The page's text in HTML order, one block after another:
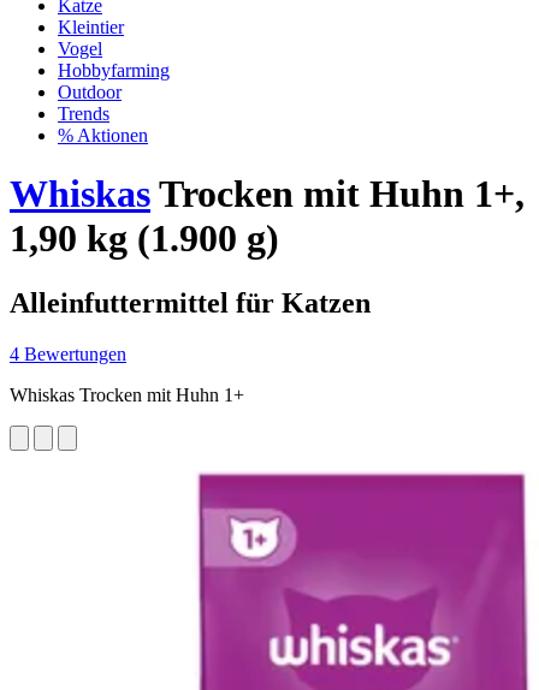
Katze
Kleintier
Vogel
Hobbyfarming
Outdoor
Trends
% Aktionen
WhiskasTrocken mit Huhn 1+,
1,90 kg (1.900 g)
Alleinfuttermittel für Katzen
4 Bewertungen
Whiskas Trocken mit Huhn 1+